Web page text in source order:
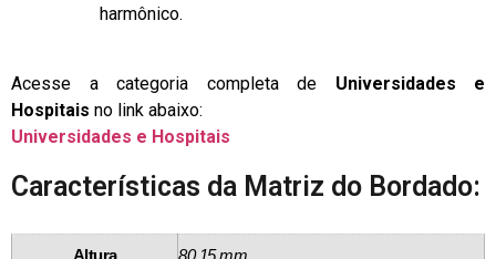
harmônico.
Acesse a categoria completa de Universidades e
Hospitais no link abaixo:
Universidades e Hospitais
Características da Matriz do Bordado:
Altura 80,15 mm